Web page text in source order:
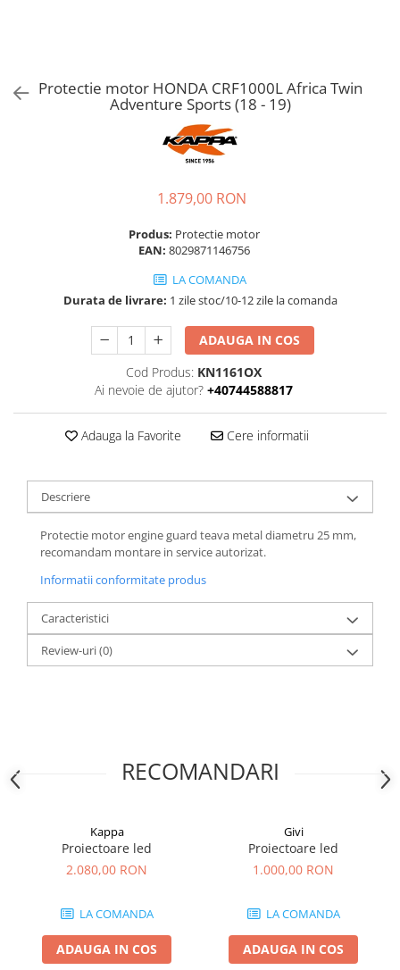
Protectie motor HONDA CRF1000L Africa Twin
Adventure Sports (18 - 19)
1.879,00 RON
Produs: Protectie motor
EAN: 8029871146756
LA COMANDA
Durata de livrare: 1 zile stoc/10-12 zile la comanda
ADAUGA IN COS
Cod Produs: KN1161OX
Ai nevoie de ajutor? +40744588817
Adauga la Favorite Cere informatii
Descriere
Protectie motor engine guard teava metal diametru 25 mm,
recomandam montare in service autorizat.
Informatii conformitate produs
Caracteristici
Review-uri(0)
RECOMANDARI
Kappa
Proiectoare led
2.080,00 RON
LA COMANDA
ADAUGA IN COS
Givi
Proiectoare led
1.000,00 RON
LA COMANDA
ADAUGA IN COS